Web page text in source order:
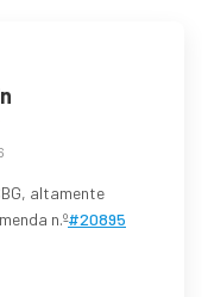
altamente
n.º#20895